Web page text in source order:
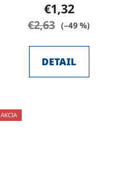
€1,32
€2,63 (–49 %)
DETAIL
AKCIA